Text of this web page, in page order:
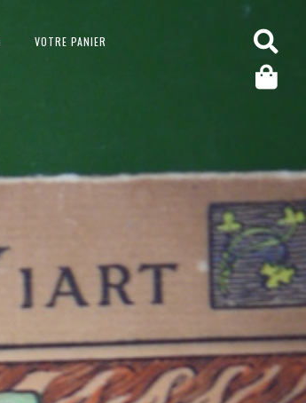
VOTRE PANIER